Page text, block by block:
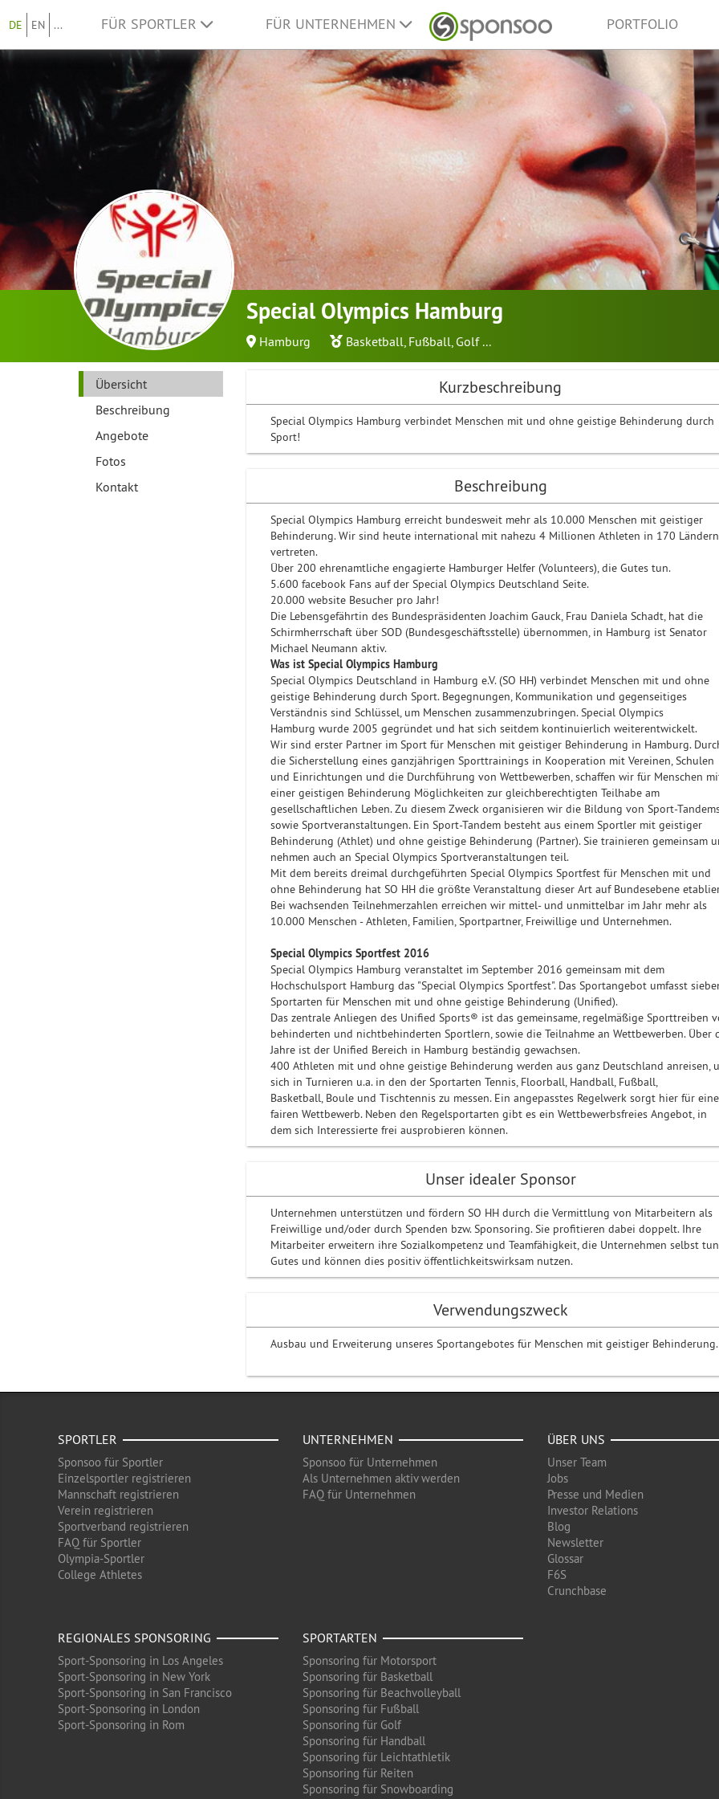
DE EN ... FÜR SPORTLER FÜR UNTERNEHMEN PORTFOLIO
Special Olympics Hamburg
Hamburg Basketball, Fußball, Golf...
Übersicht
Beschreibung
Angebote
Fotos
Kontakt
Kurzbeschreibung
Special Olympics Hamburg verbindet Menschen mit und ohne geistige Behinderung durch
Sport!
Beschreibung
Special Olympics Hamburg erreicht bundesweit mehr als 10.000 Menschen mit geistiger
Behinderung. Wir sind heute international mit nahezu 4 Millionen Athleten in 170 Ländern
vertreten.
Über 200 ehrenamtliche engagierte Hamburger Helfer (Volunteers), die Gutes tun.
5.600 facebook Fans auf der Special Olympics Deutschland Seite.
20.000 website Besucher pro Jahr!
Die Lebensgefährtin des Bundespräsidenten Joachim Gauck, Frau Daniela Schadt, hat die
Schirmherrschaft über SOD (Bundesgeschäftsstelle) übernommen, in Hamburg ist Senator
Michael Neumann aktiv.
Was ist Special Olympics Hamburg
Special Olympics Deutschland in Hamburg e.V. (SO HH) verbindet Menschen mit und ohne
geistige Behinderung durch Sport. Begegnungen, Kommunikation und gegenseitiges
Verständnis sind Schlüssel, um Menschen zusammenzubringen. Special Olympics
Hamburg wurde 2005 gegründet und hat sich seitdem kontinuierlich weiterentwickelt.
Wir sind erster Partner im Sport für Menschen mit geistiger Behinderung in Hamburg.
die Sicherstellung eines ganzjährigen Sporttrainings in Kooperation mit Vereinen, Schulen
und Einrichtungen und die Durchführung von Wettbewerben, schaffen wir für Menschen
einer geistigen Behinderung Möglichkeiten zur gleichberechtigten Teilhabe am
gesellschaftlichen Leben. Zu diesem Zweck organisieren wir die Bildung von Sport-
sowie Sportveranstaltungen. Ein Sport-Tandem besteht aus einem Sportler mit geistiger
Behinderung (Athlet) und ohne geistige Behinderung (Partner). Sie trainieren gemeinsam
nehmen auch an Special Olympics Sportveranstaltungen teil.
Mit dem bereits dreimal durchgeführten Special Olympics Sportfest für Menschen mit und
ohne Behinderung hat SO HH die größte Veranstaltung dieser Art auf Bundesebene
Bei wachsenden Teilnehmerzahlen erreichen wir mittel- und unmittelbar im Jahr mehr als
10.000 Menschen - Athleten, Familien, Sportpartner, Freiwillige und Unternehmen.
Special Olympics Sportfest 2016
Special Olympics Hamburg veranstaltet im September 2016 gemeinsam mit dem
Hochschulsport Hamburg das "Special Olympics Sportfest". Das Sportangebot umfasst
Sportarten für Menschen mit und ohne geistige Behinderung (Unified). ​
Das zentrale Anliegen des Unified Sports® ist das gemeinsame, regelmäßige Sporttreiben
behinderten und nichtbehinderten Sportlern, sowie die Teilnahme an Wettbewerben. Über
Jahre ist der Unified Bereich in Hamburg beständig gewachsen.
400 Athleten mit und ohne geistige Behinderung werden aus ganz Deutschland anreisen,
sich in Turnieren u.a. in den der Sportarten Tennis, Floorball, Handball, Fußball,
Basketball, Boule und Tischtennis zu messen. Ein angepasstes Regelwerk sorgt hier für
fairen Wettbewerb. Neben den Regelsportarten gibt es ein Wettbewerbsfreies Angebot, in
dem sich Interessierte frei ausprobieren können.
Unser idealer Sponsor
Unternehmen unterstützen und fördern SO HH durch die Vermittlung von Mitarbeitern als
Freiwillige und/oder durch Spenden bzw. Sponsoring. Sie profitieren dabei doppelt. Ihre
Mitarbeiter erweitern ihre Sozialkompetenz und Teamfähigkeit, die Unternehmen selbst tun
Gutes und können dies positiv öffentlichkeitswirksam nutzen.
Verwendungszweck
Ausbau und Erweiterung unseres Sportangebotes für Menschen mit geistiger Behinderung.
SPORTLER
Sponsoo für Sportler
Einzelsportler registrieren
Mannschaft registrieren
Verein registrieren
Sportverband registrieren
FAQ für Sportler
Olympia-Sportler
College Athletes
UNTERNEHMEN
Sponsoo für Unternehmen
Als Unternehmen aktiv werden
FAQ für Unternehmen
ÜBER UNS
Unser Team
Jobs
Presse und Medien
Investor Relations
Blog
Newsletter
Glossar
F6S
Crunchbase
REGIONALES SPONSORING
Sport-Sponsoring in Los Angeles
Sport-Sponsoring in New York
Sport-Sponsoring in San Francisco
Sport-Sponsoring in London
Sport-Sponsoring in Rom
SPORTARTEN
Sponsoring für Motorsport
Sponsoring für Basketball
Sponsoring für Beachvolleyball
Sponsoring für Fußball
Sponsoring für Golf
Sponsoring für Handball
Sponsoring für Leichtathletik
Sponsoring für Reiten
Sponsoring für Snowboarding